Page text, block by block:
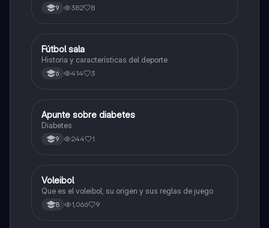
9 382 8
Sociales/Historia
Fútbol sala
Historia y características del deporte
6 414 3
Educación Física
Apunte sobre diabetes
Diabetes
9 244 1
Educación Física
Voleibol
Que es el voleibol, su origen y sus reglas de juego
8 1,066 9